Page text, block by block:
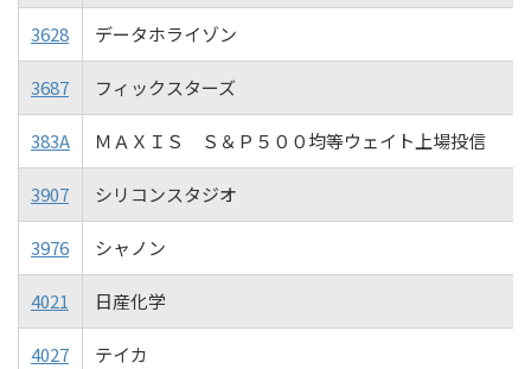
3628 データホライゾン
3687 フィックスターズ
383A ＭＡＸＩＳ Ｓ＆Ｐ５００均等ウェイト上場投信
3907 シリコンスタジオ
3976 シャノン
4021 日産化学
4027 テイカ